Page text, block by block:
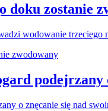
doku zostanie
wodowanie
podejrzany